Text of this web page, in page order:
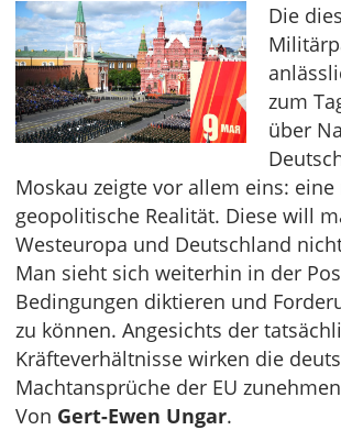
Die
zum
über
Moskau zeigte vor allem eins: eine
geopolitische Realität. Diese will
Westeuropa und Deutschland
Man sieht sich weiterhin in der
Bedingungen diktieren und
zu können. Angesichts der
Kräfteverhältnisse wirken die
Machtansprüche der EU
Von Gert-Ewen Ungar.